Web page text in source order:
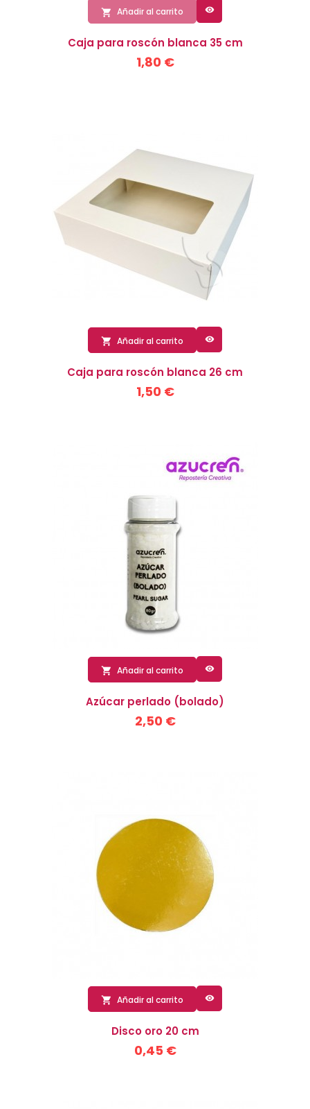
 Añadir al carrito 
Caja para roscón blanca 35 cm
1,80 €
 Añadir al carrito 
Caja para roscón blanca 26 cm
1,50 €
 Añadir al carrito 
Azúcar perlado (bolado)
2,50 €
 Añadir al carrito 
Disco oro 20 cm
0,45 €